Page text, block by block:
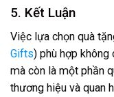
5. Kết Luận
Việc lựa chọn quà
Gifts) phù hợp
mà còn là một phần
thương hiệu và quan